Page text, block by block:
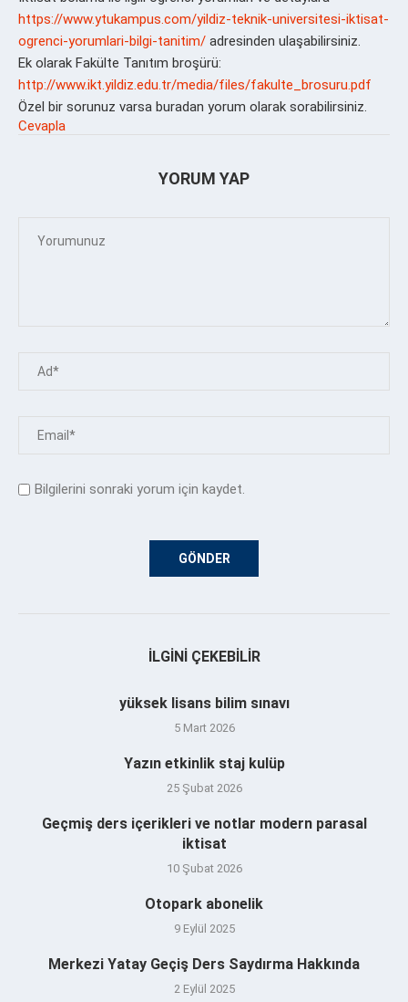
https://www.ytukampus.com/yildiz-teknik-universitesi-iktisat-
ogrenci-yorumlari-bilgi-tanitim/ adresinden ulaşabilirsiniz.
Ek olarak Fakülte Tanıtım broşürü:
http://www.ikt.yildiz.edu.tr/media/files/fakulte_brosuru.pdf
Özel bir sorunuz varsa buradan yorum olarak sorabilirsiniz.
Cevapla
YORUM YAP
Bilgilerini sonraki yorum için kaydet.
İLGINI ÇEKEBILIR
yüksek lisans bilim sınavı
5 Mart 2026
Yazın etkinlik staj kulüp
25 Şubat 2026
Geçmiş ders içerikleri ve notlar modern parasal
iktisat
10 Şubat 2026
Otopark abonelik
9 Eylül 2025
Merkezi Yatay Geçiş Ders Saydırma Hakkında
2 Eylül 2025